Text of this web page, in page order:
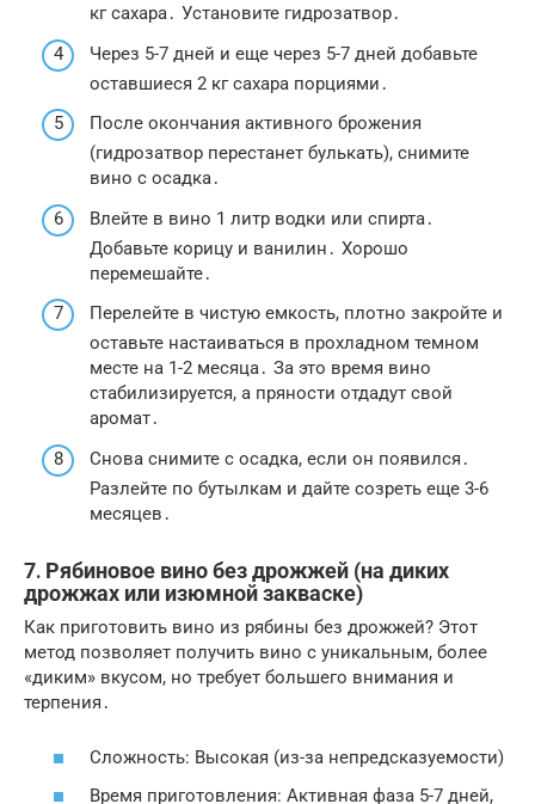
кг сахара․ Установите гидрозатвор․
Через 5-7 дней и еще через 5-7 дней добавьте
оставшиеся 2 кг сахара порциями․
После окончания активного брожения
(гидрозатвор перестанет булькать), снимите
вино с осадка․
Влейте в вино 1 литр водки или спирта․
Добавьте корицу и ванилин․ Хорошо
перемешайте․
Перелейте в чистую емкость, плотно закройте и
оставьте настаиваться в прохладном темном
месте на 1-2 месяца․ За это время вино
стабилизируется, а пряности отдадут свой
аромат․
Снова снимите с осадка, если он появился․
Разлейте по бутылкам и дайте созреть еще 3-6
месяцев․
7․ Рябиновое вино без дрожжей (на диких
дрожжах или изюмной закваске)
Как приготовить вино из рябины без дрожжей? Этот
метод позволяет получить вино с уникальным, более
«диким» вкусом, но требует большего внимания и
терпения․
Сложность: Высокая (из-за непредсказуемости)
Время приготовления: Активная фаза 5-7 дней,